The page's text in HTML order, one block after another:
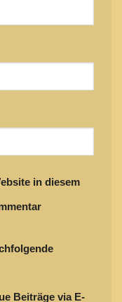
in diesem
Beiträge via E-